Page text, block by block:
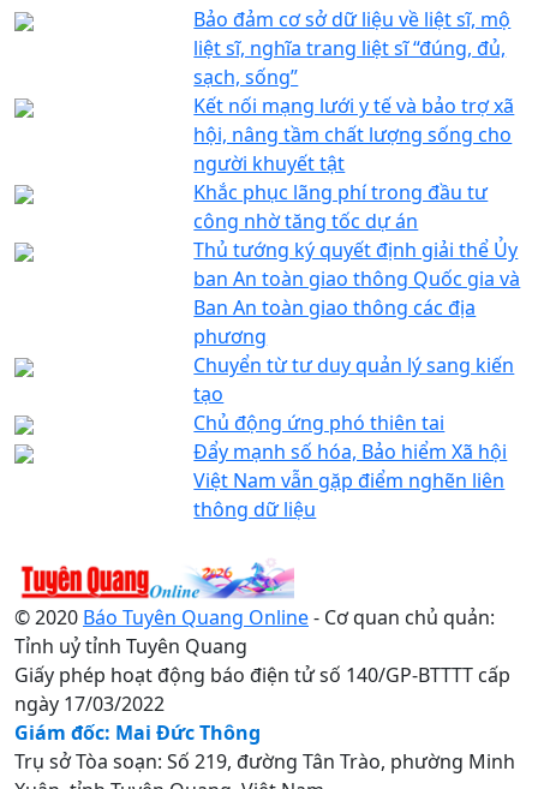
Bảo đảm cơ sở dữ liệu về liệt sĩ, mộ
liệt sĩ, nghĩa trang liệt sĩ “đúng, đủ,
sạch, sống”
Kết nối mạng lưới y tế và bảo trợ xã
hội, nâng tầm chất lượng sống cho
người khuyết tật
Khắc phục lãng phí trong đầu tư
công nhờ tăng tốc dự án
Thủ tướng ký quyết định giải thể Ủy
ban An toàn giao thông Quốc gia và
Ban An toàn giao thông các địa
phương
Chuyển từ tư duy quản lý sang kiến
tạo
Chủ động ứng phó thiên tai
Đẩy mạnh số hóa, Bảo hiểm Xã hội
Việt Nam vẫn gặp điểm nghẽn liên
thông dữ liệu
© 2020 Báo Tuyên Quang Online- Cơ quan chủ quản:
Tỉnh uỷ tỉnh Tuyên Quang
Giấy phép hoạt động báo điện tử số 140/GP-BTTTT cấp
ngày 17/03/2022
Giám đốc: Mai Đức Thông
Trụ sở Tòa soạn: Số 219, đường Tân Trào, phường Minh